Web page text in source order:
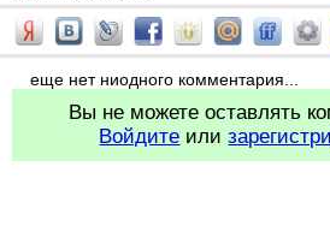
еще нет ниодного комментария...
Вы не можете оставлять
Войдите или